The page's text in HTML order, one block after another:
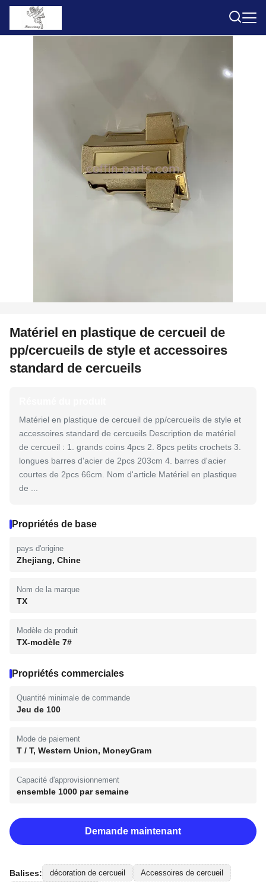
Matériel en plastique de cercueil de
pp/cercueils de style et accessoires
standard de cercueils
Matériel en plastique de cercueil de pp/cercueils de style et
accessoires standard de cercueils Description de matériel
de cercueil : 1. grands coins 4pcs 2. 8pcs petits crochets 3.
longues barres d'acier de 2pcs 203cm 4. barres d'acier
courtes de 2pcs 66cm. Nom d'article Matériel en plastique
de ...
Propriétés de base
pays d'origine
Zhejiang, Chine
Nom de la marque
TX
Modèle de produit
TX-modèle 7#
Propriétés commerciales
Quantité minimale de commande
Jeu de 100
Mode de paiement
T / T, Western Union, MoneyGram
Capacité d'approvisionnement
ensemble 1000 par semaine
Demande maintenant
Balises: décoration de cercueil
Accessoires de cercueil